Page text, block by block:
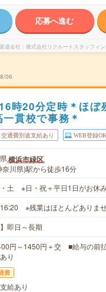
応募へ進む
派遣会社 株式会社リクルートスタッフィ
06
時20分定時＊ほぼ
貫校で事務＊
交通費別途支給あり WEB登録OK
横浜市緑区
奈川県)駅から徒歩16分
土 ※日・祝＋平日1日がお休み
※残業はほとんどありませ
】即日～長期
円～1450円＋交 ■給与の前
り
費
給あり